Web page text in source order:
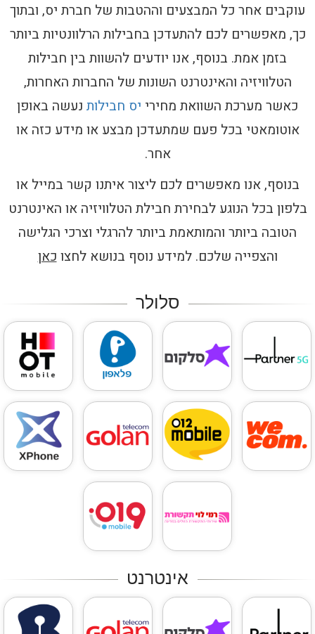
עוקבים אחר כל המבצעים וההטבות של חברת יס, ובתוך
כך, מאפשרים לכם להתעדכן בחבילות הרלוונטיות ביותר
בזמן אמת. בנוסף, אנו יודעים להשוות בין חבילות
הטלוויזיה והאינטרנט השונות של החברות האחרות,
כאשר מערכת השוואת מחירי יס חבילות נעשה באופן
אוטומאטי בכל פעם שמתעדכן מבצע או מידע כזה או
אחר.
בנוסף, אנו מאפשרים לכם ליצור איתנו קשר במייל או
בלפון בכל הנוגע לבחירת חבילת הטלוויזיה או האינטרנט
הטובה ביותר והמותאמת ביותר להרגלי וצרכי הגלישה
והצפייה שלכם. למידע נוסף בנושא לחצוכאן